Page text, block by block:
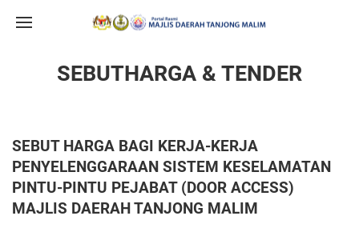
SEBUTHARGA & TENDER
SEBUT HARGA BAGI KERJA-KERJA
PENYELENGGARAAN SISTEM KESELAMATAN
PINTU-PINTU PEJABAT (DOOR ACCESS)
MAJLIS DAERAH TANJONG MALIM